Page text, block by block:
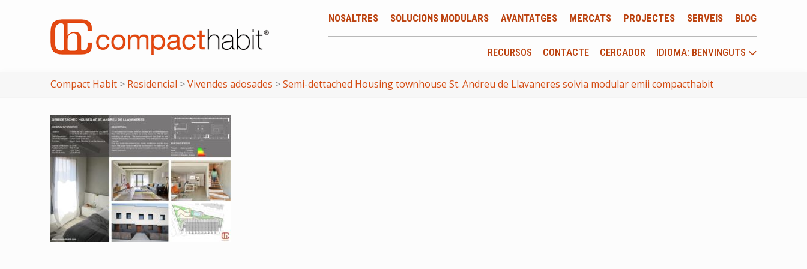
NOSALTRES SOLUCIONS MODULARS AVANTATGES MERCATS PROJECTES SERVEIS BLOG
RECURSOS CONTACTE CERCADOR IDIOMA: BENVINGUTS
Compact Habit > Residencial >Vivendes adosades >Semi-dettached Housing townhouse St. Andreu de Llavaneres solvia modular emii compacthabit